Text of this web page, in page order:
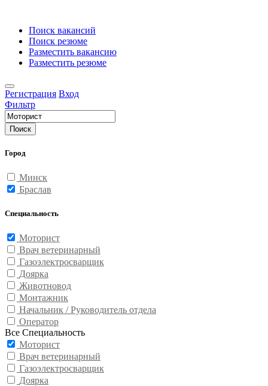
Поиск вакансий
Поиск резюме
Разместить вакансию
Разместить резюме
Регистрация Вход
Фильтр
Поиск
Город
Минск
Браслав
Специальность
Моторист
Врач ветеринарный
Газоэлектросварщик
Доярка
Животновод
Монтажник
Начальник / Руководитель отдела
Оператор
Все Специальность
Моторист
Врач ветеринарный
Газоэлектросварщик
Доярка